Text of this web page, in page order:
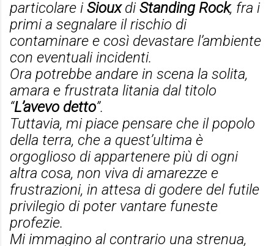
particolare iSiouxdiStanding Rock, fra i
primi a segnalare il rischio di
contaminare e così devastare l’ambiente
con eventuali incidenti.
Ora potrebbe andare in scena la solita,
amara e frustrata litania dal titolo
“L’avevo detto”.
Tuttavia, mi piace pensare che il popolo
della terra, che a quest’ultima è
orgoglioso di appartenere più di ogni
altra cosa, non viva di amarezze e
frustrazioni, in attesa di godere del futile
privilegio di poter vantare funeste
profezie.
Mi immagino al contrario una strenua,